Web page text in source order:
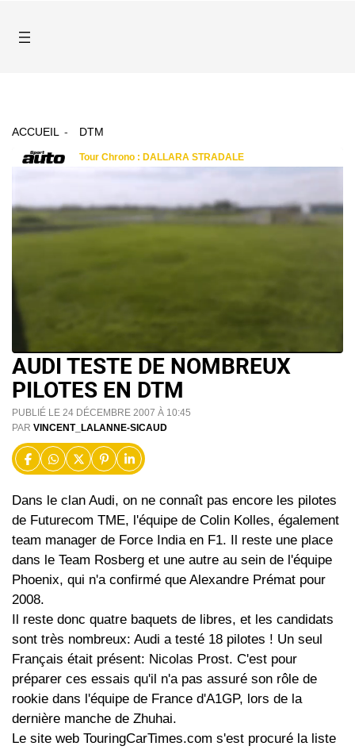
ACCUEIL DTM
AUDI TESTE DE NOMBREUX
PILOTES EN DTM
PUBLIÉ LE 24 DÉCEMBRE 2007 À 10:45
PAR VINCENT_LALANNE-SICAUD
Dans le clan Audi, on ne connaît pas encore les pilotes
de Futurecom TME, l'équipe de Colin Kolles, également
team manager de Force India en F1. Il reste une place
dans le Team Rosberg et une autre au sein de l'équipe
Phoenix, qui n'a confirmé que Alexandre Prémat pour
2008.
Il reste donc quatre baquets de libres, et les candidats
sont très nombreux: Audi a testé 18 pilotes ! Un seul
Français était présent: Nicolas Prost. C'est pour
préparer ces essais qu'il n'a pas assuré son rôle de
rookie dans l'équipe de France d'A1GP, lors de la
dernière manche de Zhuhai.
Le site web TouringCarTimes.com s'est procuré la liste